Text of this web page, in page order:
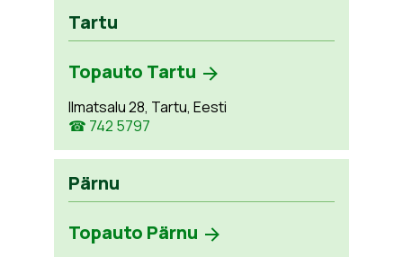
Tartu
Topauto Tartu
Ilmatsalu 28, Tartu, Eesti
☎ 742 5797
Pärnu
Topauto Pärnu